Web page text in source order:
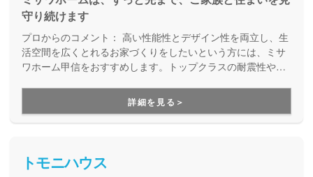
守り続けます
プロからのコメント： 高い性能性とデザイン性を両立し、生
活空間を広くとれるお家づくりをしたいという方には、ミサ
ワホーム甲信をおすすめします。トップクラスの耐震性や断
フォローも充実しています。さらには、多くの土地情報を持
っており、長野県内の住宅メーカーの中でも特に土地情報に
強いので、土地からお探しのお客様も安心してお任せ出来ま
詳細を見る＞
トモニハウス